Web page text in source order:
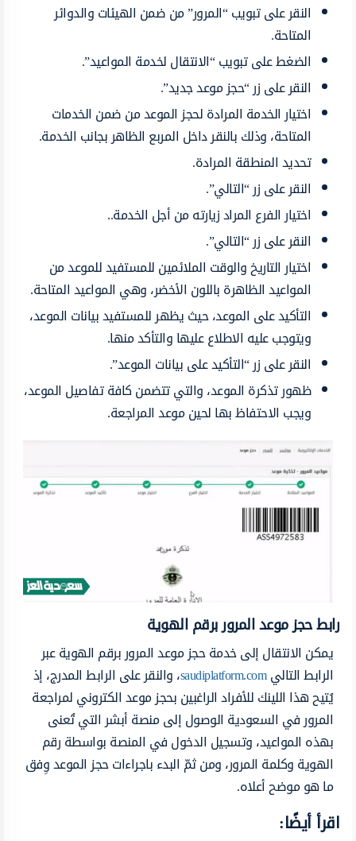
النقر على تبويب “المرور” من ضمن الهيئات والدوائر
المتاحة.
الضغط على تبويب “الانتقال لخدمة المواعيد”.
النقر على زر “حجز موعد جديد”.
اختيار الخدمة المرادة لحجز الموعد من ضمن الخدمات
المتاحة، وذلك بالنقر داخل المربع الظاهر بجانب الخدمة.
تحديد المنطقة المرادة.
النقر على زر “التالي”.
اختيار الفرع المراد زيارته من أجل الخدمة..
النقر على زر “التالي”.
اختيار التاريخ والوقت الملائمين للمستفيد للموعد من
المواعيد الظاهرة باللون الأخضر، وهي المواعيد المتاحة.
التأكيد على الموعد، حيث يظهر للمستفيد بيانات الموعد،
ويتوجب عليه الاطلاع عليها والتأكد منها.
النقر على زر “التأكيد على بيانات الموعد”.
ظهور تذكرة الموعد، والتي تتضمن كافة تفاصيل الموعد،
ويجب الاحتفاظ بها لحين موعد المراجعة.
رابط حجز موعد المرور برقم الهوية
يمكن الانتقال إلى خدمة حجز موعد المرور برقم الهوية عبر
الرابط التاليsaudiplatform.com، والنقر على الرابط المدرج، إذ
يُتيح هذا اللينك للأفراد الراغبين بحجز موعد الكتروني لمراجعة
المرور في السعودية الوصول إلى منصة أبشر التي تُعنى
بهذه المواعيد، وتسجيل الدخول في المنصة بواسطة رقم
الهوية وكلمة المرور، ومن ثمّ البدء باجراءات حجز الموعد وِفق
ما هو موضح أعلاه.
اقرأ أيضًا: